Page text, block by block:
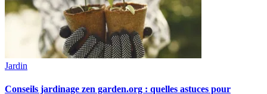
Jardin
Conseils jardinage zen garden.org : quelles astuces pour